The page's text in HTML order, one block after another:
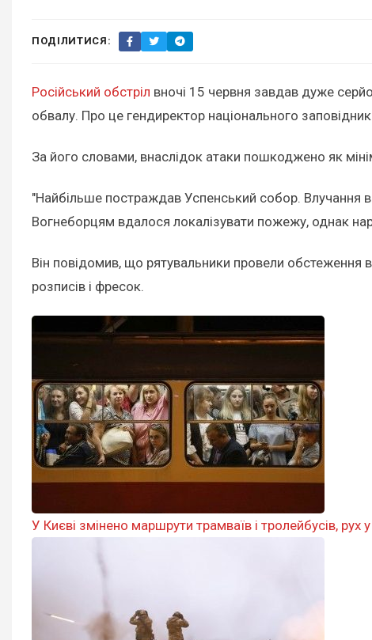
ПОДІЛИТИСЯ:
Російський обстріл вночі 15 червня завдав дуже
обвалу. Про це гендиректор національного
За його словами, внаслідок атаки пошкоджено як
"Найбільше постраждав Успенський собор. Влучання
Вогнеборцям вдалося локалізувати пожежу, однак
Він повідомив, що рятувальники провели
розписів і фресок.
У Києві змінено маршрути трамваїв і тролейбусів, рух